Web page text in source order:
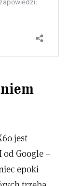
jest
od Google –
epoki